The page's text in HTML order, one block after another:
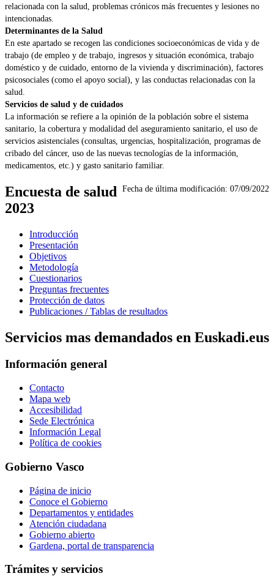
relacionada con la salud, problemas crónicos más frecuentes y lesiones no
intencionadas.
Determinantes de la Salud
En este apartado se recogen las condiciones socioeconómicas de vida y de
trabajo (de empleo y de trabajo, ingresos y situación económica, trabajo
doméstico y de cuidado, entorno de la vivienda y discriminación), factores
psicosociales (como el apoyo social), y las conductas relacionadas con la
salud.
Servicios de salud y de cuidados
La información se refiere a la opinión de la población sobre el sistema
sanitario, la cobertura y modalidad del aseguramiento sanitario, el uso de
servicios asistenciales (consultas, urgencias, hospitalización, programas de
cribado del cáncer, uso de las nuevas tecnologías de la información,
medicamentos, etc.) y gasto sanitario familiar.
Fecha de última modificación: 07/09/2022
Encuesta de salud
2023
Introducción
Presentación
Objetivos
Metodología
Cuestionarios
Preguntas frecuentes
Protección de datos
Publicaciones / Tablas de resultados
Servicios mas demandados en Euskadi.eus
Información general
Contacto
Mapa web
Accesibilidad
Sede Electrónica
Información Legal
Política de cookies
Gobierno Vasco
Página de inicio
Conoce el Gobierno
Departamentos y entidades
Atención ciudadana
Gobierno abierto
Gardena, portal de transparencia
Trámites y servicios